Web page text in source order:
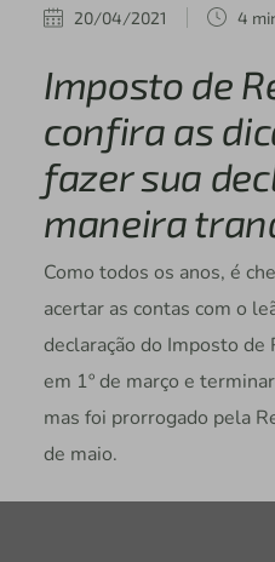
20/04/2021 4
Imposto de
confira as
fazer sua
maneira
Como todos os anos, é
acertar as contas com o
declaração do Imposto
em 1º de março e
mas foi prorrogado pela
de maio.